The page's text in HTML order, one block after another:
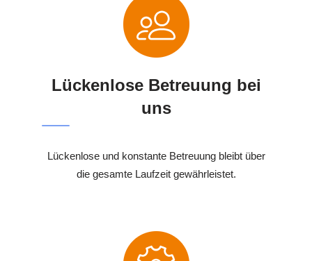
Lückenlose Betreuung bei
uns
Lückenlose und konstante Betreuung bleibt über
die gesamte Laufzeit gewährleistet.